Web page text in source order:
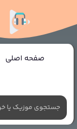
صفحه اصلی